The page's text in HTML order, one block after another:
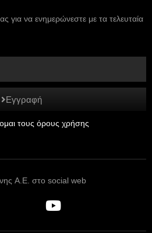
για να ενημερώνεστε με τα τελευταία
τους όρους χρήσης
Εγγραφή
A.E. στο social web
Y